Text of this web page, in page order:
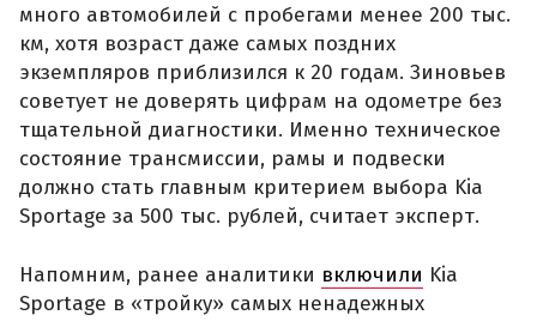
много автомобилей с пробегами менее 200 тыс.
км, хотя возраст даже самых поздних
экземпляров приблизился к 20 годам. Зиновьев
советует не доверять цифрам на одометре без
тщательной диагностики. Именно техническое
состояние трансмиссии, рамы и подвески
должно стать главным критерием выбора Kia
Sportage за 500 тыс. рублей, считает эксперт.
Напомним, ранее аналитики включили Kia
Sportage в «тройку» самых ненадежных